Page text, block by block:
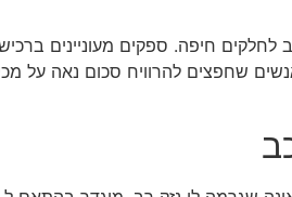
חיפה. ספקים מעוניינים
אנשים שחפצים להרוויח סכום נאה